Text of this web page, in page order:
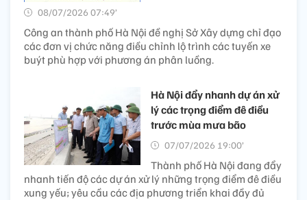
08/07/2026 07:49’
Công an thành phố Hà Nội đề nghị Sở Xây dựng chỉ đạo
các đơn vị chức năng điều chỉnh lộ trình các tuyến xe
buýt phù hợp với phương án phân luồng.
Hà Nội đẩy nhanh dự án xử
lý các trọng điểm đê điều
trước mùa mưa bão
07/07/2026 19:00’
Thành phố Hà Nội đang đẩy
nhanh tiến độ các dự án xử lý những trọng điểm đê điều
xung yếu; yêu cầu các địa phương triển khai đầy đủ